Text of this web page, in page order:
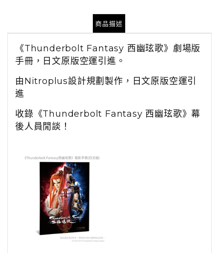
商品描述
《Thunderbolt Fantasy 西幽玹歌》劇場版
手冊，日文原版空運引進。
由Nitroplus設計規劃製作， 日文原版空運引
進
收錄《Thunderbolt Fantasy 西幽玹歌》幕
後人員閒談！